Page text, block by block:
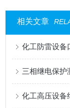
相关文章
三相继电保护
化工高压设备